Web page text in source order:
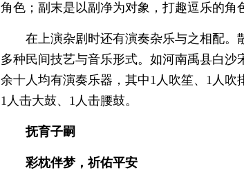
角色；副末是以副净为对象，打趣逗乐的角
在上演杂剧时还有演奏杂乐与之相配
多种民间技艺与音乐形式。如河南禹县白
余十人均有演奏乐器，其中1人吹笙、1人吹
1人击大鼓、1人击腰鼓。
抚育子嗣
彩枕伴梦，祈佑平安